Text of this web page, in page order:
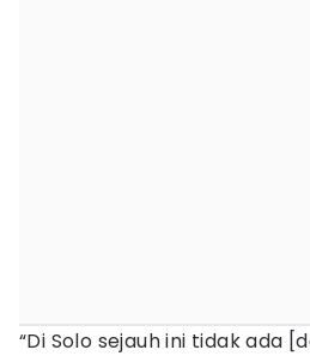
“Di Solo sejauh ini tidak ada